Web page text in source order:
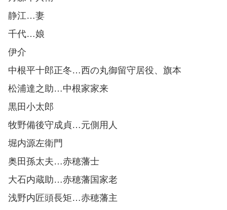
静江…妻
千代…娘
伊介
中根平十郎正冬…西の丸御留守居役、旗本
松浦達之助…中根家家来
黒田小太郎
牧野備後守成貞…元側用人
堀内源左衛門
奥田孫太夫…赤穂藩士
大石内蔵助…赤穂藩国家老
浅野内匠頭長矩…赤穂藩主